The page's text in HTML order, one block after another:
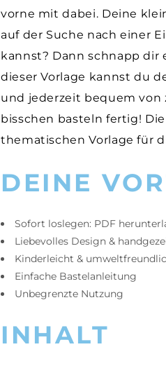
vorne mit dabei. Deine
auf der Suche nach einer
kannst? Dann schnapp dir
dieser Vorlage kannst du
und jederzeit bequem von
bisschen basteln fertig!
thematischen Vorlage für
DEINE
Sofort loslegen: PDF
Liebevolles Design &
Kinderleicht &
Einfache Bastelanleitung
Unbegrenzte Nutzung
INHALT